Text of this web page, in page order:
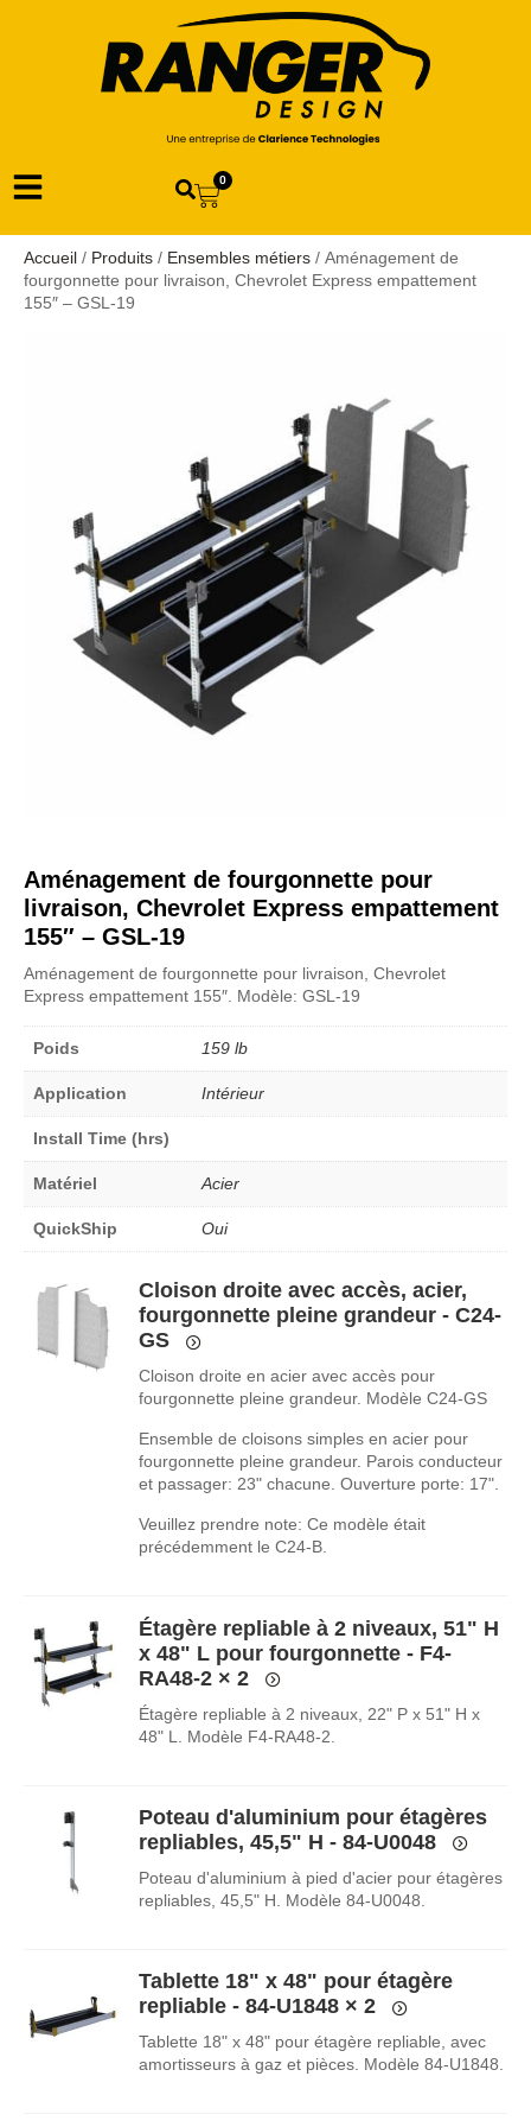
0
Accueil / Produits / Ensembles métiers / Aménagement de
fourgonnette pour livraison, Chevrolet Express empattement
155″ – GSL-19
Aménagement de fourgonnette pour
livraison, Chevrolet Express empattement
155″ – GSL-19
Aménagement de fourgonnette pour livraison, Chevrolet
Express empattement 155″. Modèle: GSL-19
Poids 159 lb
Application Intérieur
Install Time (hrs)
Matériel Acier
QuickShip Oui
Cloison droite avec accès, acier,
fourgonnette pleine grandeur - C24-
GS
Cloison droite en acier avec accès pour
fourgonnette pleine grandeur. Modèle C24-GS
Ensemble de cloisons simples en acier pour
fourgonnette pleine grandeur. Parois conducteur
et passager: 23" chacune. Ouverture porte: 17".
Veuillez prendre note: Ce modèle était
précédemment le C24-B.
Étagère repliable à 2 niveaux, 51" H
x 48" L pour fourgonnette - F4-
RA48-2× 2
Étagère repliable à 2 niveaux, 22" P x 51" H x
48" L. Modèle F4-RA48-2.
Poteau d'aluminium pour étagères
repliables, 45,5" H - 84-U0048
Poteau d'aluminium à pied d'acier pour étagères
repliables, 45,5" H. Modèle 84-U0048.
Tablette 18" x 48" pour étagère
repliable - 84-U1848× 2
Tablette 18" x 48" pour étagère repliable, avec
amortisseurs à gaz et pièces. Modèle 84-U1848.